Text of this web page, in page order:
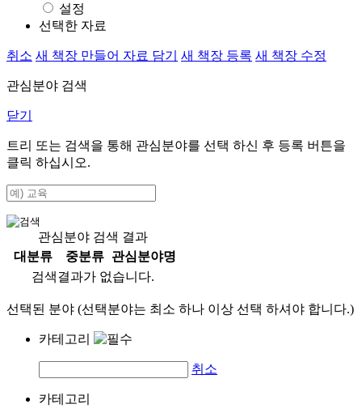
설정
선택한 자료
취소 새 책장 만들어 자료 담기 새 책장 등록 새 책장 수정
관심분야 검색
닫기
트리 또는 검색을 통해 관심분야를 선택 하신 후 등록 버튼을
클릭 하십시오.
관심분야 검색 결과
대분류
중분류
관심분야명
검색결과가 없습니다.
선택된 분야 (선택분야는 최소 하나 이상 선택 하셔야 합니다.)
카테고리
취소
카테고리